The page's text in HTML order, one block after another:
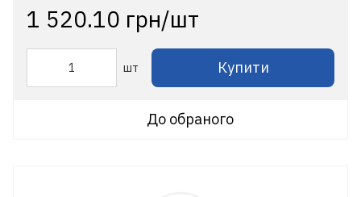
1 520.10 грн/шт
шт Купити
До обраного